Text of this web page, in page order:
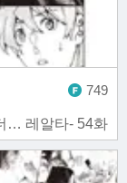
… 레알타- 54화
749